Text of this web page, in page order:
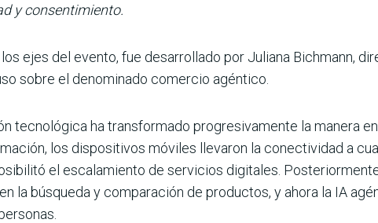
y consentimiento.
ejes del evento, fue desarrollado por Juliana Bichmann,
sobre el denominado comercio agéntico.
tecnológica ha transformado progresivamente la manera
los dispositivos móviles llevaron la conectividad a
el escalamiento de servicios digitales.
la búsqueda y comparación de productos, y ahora la IA